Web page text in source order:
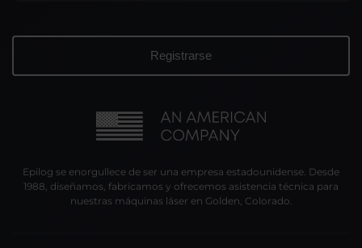
Epilog se enorgullece de ser una empresa estadounidense. Desde
1988, diseñamos, fabricamos y ofrecemos asistencia técnica para
nuestras máquinas láser en Golden, Colorado.